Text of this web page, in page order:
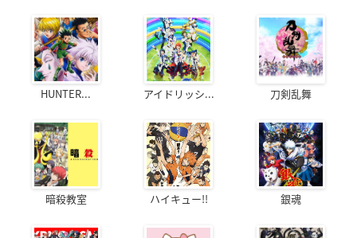
HUNTER... アイドリッシ... 刀剣乱舞
暗殺教室 ハイキュー!! 銀魂